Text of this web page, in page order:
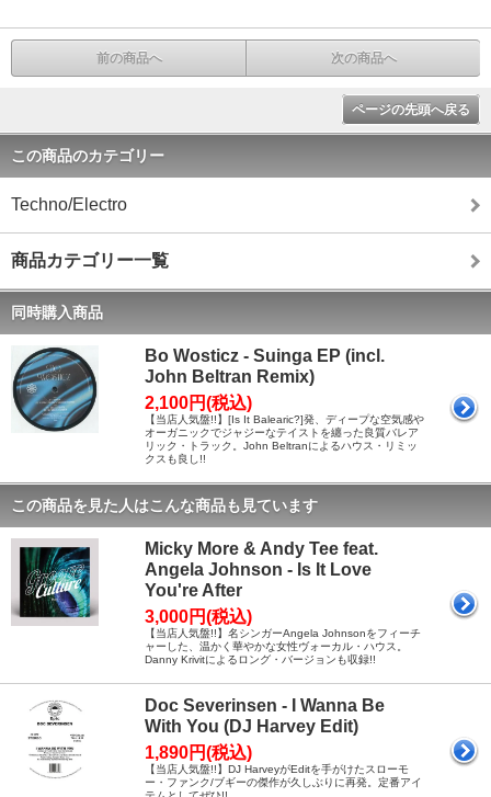
前の商品へ 次の商品へ
ページの先頭へ戻る
この商品のカテゴリー
Techno/Electro
商品カテゴリー一覧
同時購入商品
Bo Wosticz - Suinga EP (incl.
John Beltran Remix)
2,100円(税込)
【当店人気盤!!】[Is It Balearic?]発、ディープな空気感や
オーガニックでジャジーなテイストを纏った良質バレア
リック・トラック。John Beltranによるハウス・リミッ
クスも良し!!
この商品を見た人はこんな商品も見ています
Micky More & Andy Tee feat.
Angela Johnson - Is It Love
You're After
3,000円(税込)
【当店人気盤!!】名シンガーAngela Johnsonをフィーチ
ャーした、温かく華やかな女性ヴォーカル・ハウス。
Danny Krivitによるロング・バージョンも収録!!
Doc Severinsen - I Wanna Be
With You (DJ Harvey Edit)
1,890円(税込)
【当店人気盤!!】DJ HarveyがEditを手がけたスローモ
ー・ファンク/ブギーの傑作が久しぶりに再発。定番アイ